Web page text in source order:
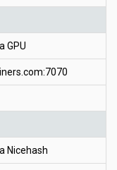
GPU
Nicehash